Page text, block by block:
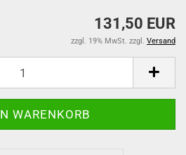
131,50 EUR
zzgl. 19% MwSt. zzgl. Versand